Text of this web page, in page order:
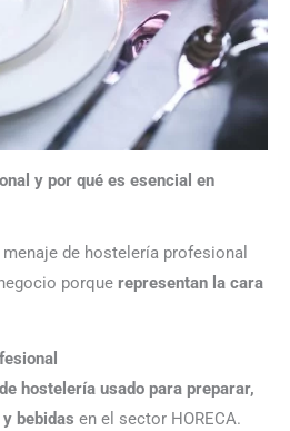
y por qué es esencial en
de hostelería profesional
porque representan la cara
hostelería usado para preparar,
bebidas en el sector HORECA.